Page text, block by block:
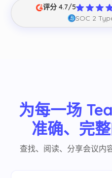
评分 4.7/5
SOC 2
为每一场
准确、完
查找、阅读、分享会议内